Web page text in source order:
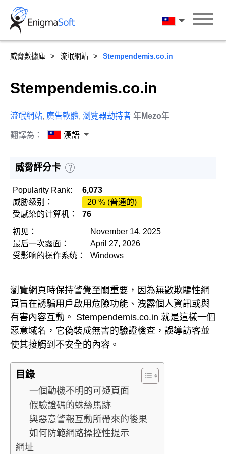
Skip
content
漢語
威脅數據庫 流氓網站 Stempendemis.co.in
Stempendemis.co.in
流氓網站, 廣告軟體, 瀏覽器劫持者 年Mezo年
翻譯為： 漢語
威脅評分卡 ?
Popularity Rank:
6,073
威胁级别：
20 % (普通的)
受感染的计算机：
76
初见：
November 14, 2025
最后一次露面：
April 27, 2026
受影响的操作系统：
Windows
瀏覽網頁時保持警覺至關重要，因為無數欺騙性網
頁旨在誘騙用戶啟用危險功能、洩露個人資訊或與
有害內容互動。 Stempendemis.co.in 就是這樣一個
惡意域名，它偽裝成無害的驗證檢查，誤導訪客並
使其接觸到不安全的內容。
目錄
一個動機不明的可疑頁面
假驗證碼的蛛絲馬跡
與惡意警報互動所帶來的後果
如何防範網路操控性提示
網址